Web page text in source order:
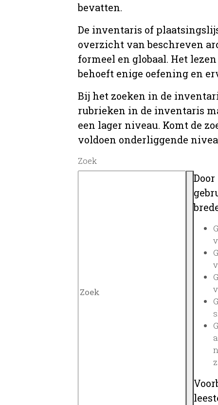
bevatten.
De inventaris of
overzicht van beschreven
formeel en globaal. Het
behoeft enige oefening en
Bij het zoeken in de
rubrieken in de inventaris
een lager niveau. Komt de
voldoen onderliggende
Zoek